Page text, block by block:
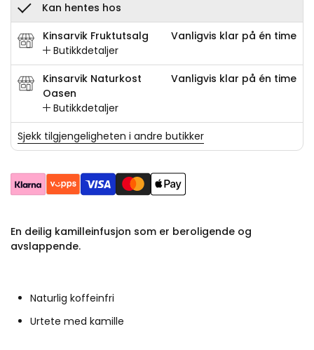
Kan hentes hos
Kinsarvik Fruktutsalg
Butikkdetaljer
Vanligvis klar på én time
Kinsarvik Naturkost
Oasen
Butikkdetaljer
Vanligvis klar på én time
Sjekk tilgjengeligheten i andre butikker
En deilig kamilleinfusjon som er beroligende og
avslappende.
Naturlig koffeinfri
Urtete med kamille